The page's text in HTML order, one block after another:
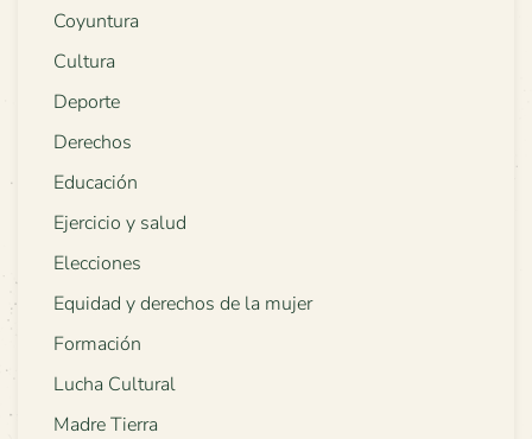
Coyuntura
Cultura
Deporte
Derechos
Educación
Ejercicio y salud
Elecciones
Equidad y derechos de la mujer
Formación
Lucha Cultural
Madre Tierra